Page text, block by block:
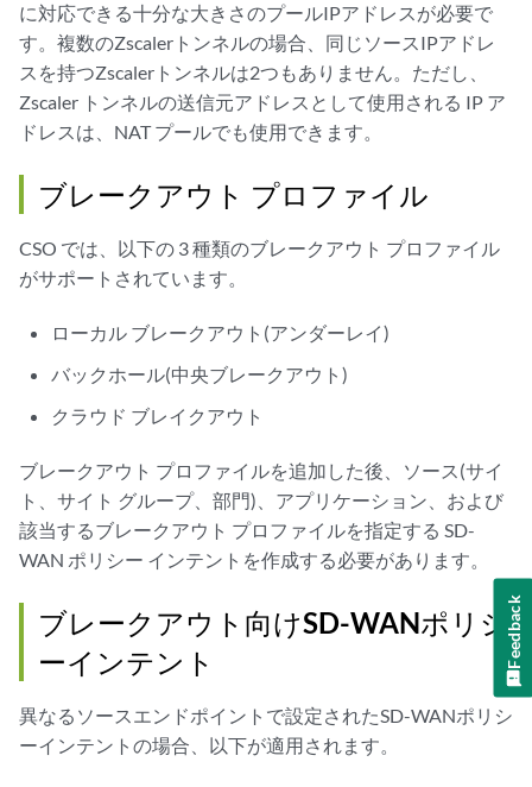
に対応できる十分な大きさのプールIPアドレスが必要で
す。複数のZscalerトンネルの場合、同じソースIPアドレ
スを持つZscalerトンネルは2つもありません。ただし、
Zscaler トンネルの送信元アドレスとして使用される IP ア
ドレスは、NAT プールでも使用できます。
ブレークアウト プロファイル
CSO では、以下の 3 種類のブレークアウト プロファイル
がサポートされています。
ローカル ブレークアウト(アンダーレイ)
バックホール(中央ブレークアウト)
クラウド ブレイクアウト
ブレークアウト プロファイルを追加した後、ソース(サイ
ト、サイト グループ、部門)、アプリケーション、および
該当するブレークアウト プロファイルを指定する SD-
WAN ポリシー インテントを作成する必要があります。
ブレークアウト向けSD-WANポリシ
ーインテント
異なるソースエンドポイントで設定されたSD-WANポリシ
ーインテントの場合、以下が適用されます。
Feedback